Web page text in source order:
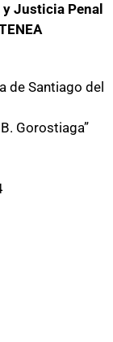
Justicia Penal
de Santiago del
Gorostiaga”